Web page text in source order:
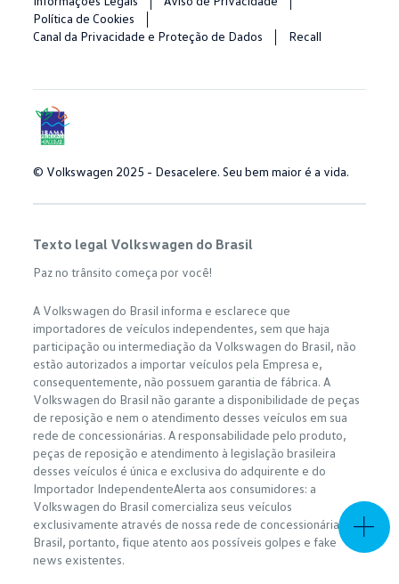
Política de Cookies
Canal da Privacidade e Proteção de Dados
Recall
© Volkswagen 2025 - Desacelere. Seu bem maior é a vida.
Texto legal Volkswagen do Brasil
Paz no trânsito começa por você!
A Volkswagen do Brasil informa e esclarece que
importadores de veículos independentes, sem que haja
participação ou intermediação da Volkswagen do Brasil, não
estão autorizados a importar veículos pela Empresa e,
consequentemente, não possuem garantia de fábrica. A
Volkswagen do Brasil não garante a disponibilidade de peças
de reposição e nem o atendimento desses veículos em sua
rede de concessionárias. A responsabilidade pelo produto,
peças de reposição e atendimento à legislação brasileira
desses veículos é única e exclusiva do adquirente e do
Importador IndependenteAlerta aos consumidores: a
Volkswagen do Brasil comercializa seus veículos
exclusivamente através de nossa rede de concessionárias no
Brasil, portanto, fique atento aos possíveis golpes e fake
news existentes.